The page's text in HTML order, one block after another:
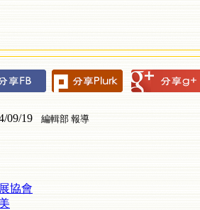
09/19 編輯部 報導
協會